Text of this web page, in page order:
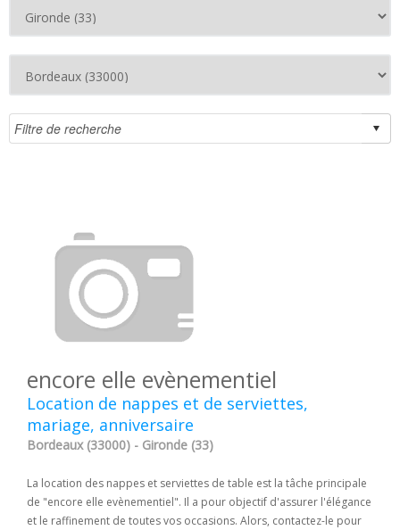
encore elle evènementiel
Location de nappes et de serviettes,
mariage, anniversaire
Bordeaux (33000) - Gironde (33)
La location des nappes et serviettes de table est la tâche principale
de "encore elle evènementiel". Il a pour objectif d'assurer l'élégance
et le raffinement de toutes vos occasions. Alors, contactez-le pour